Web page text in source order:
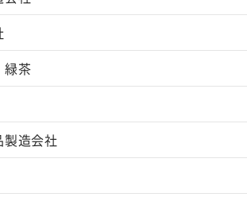
緑茶
製造会社